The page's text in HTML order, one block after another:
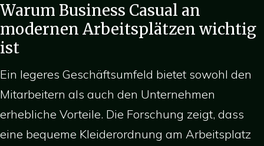
Warum Business Casual an
modernen Arbeitsplätzen wichtig
ist
Ein legeres Geschäftsumfeld bietet sowohl den
Mitarbeitern als auch den Unternehmen
erhebliche Vorteile. Die Forschung zeigt, dass
eine bequeme Kleiderordnung am Arbeitsplatz